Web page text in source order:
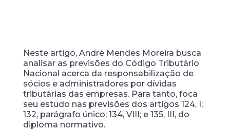
Neste artigo, André Mendes Moreira busca
analisar as previsões do Código Tributário
Nacional acerca da responsabilização de
sócios e administradores por dívidas
tributárias das empresas. Para tanto, foca
seu estudo nas previsões dos artigos 124, I;
132, parágrafo único; 134, VIII; e 135, III, do
diploma normativo.